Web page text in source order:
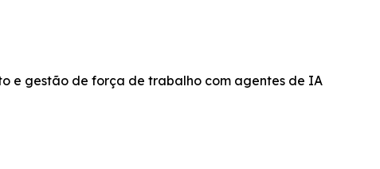
e gestão de força de trabalho com agentes de IA